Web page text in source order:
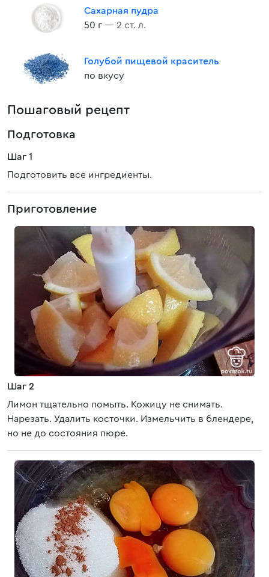
Сахарная пудра
50 г — 2 ст. л.
Голубой пищевой краситель
по вкусу
Пошаговый рецепт
Подготовка
Шаг 1
Подготовить все ингредиенты.
Приготовление
Шаг 2
Лимон тщательно помыть. Кожицу не снимать.
Нарезать. Удалить косточки. Измельчить в блендере,
но не до состояния пюре.